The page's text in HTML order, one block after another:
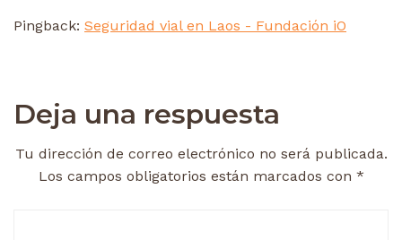
Pingback: Seguridad vial en Laos - Fundación iO
Deja una respuesta
Tu dirección de correo electrónico no será publicada.
Los campos obligatorios están marcados con *